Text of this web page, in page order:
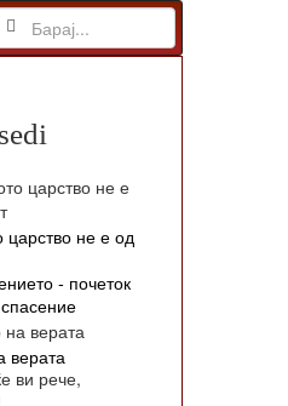
царство не е од
- почеток
верата